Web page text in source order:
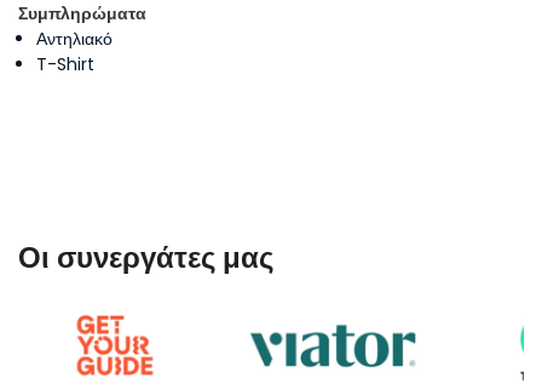
Συμπληρώματα
Αντηλιακό
T-Shirt
Οι συνεργάτες μας